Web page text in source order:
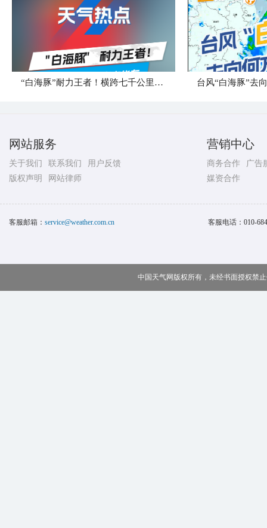
“白海豚”耐力王者！横跨七千公里直奔华东 台风“白海豚”去
网站服务
关于我们 联系我们
用户反馈
版权声明
网站律师
营销中心
商务合作
广告
媒资合作
客服邮箱： service@weather.com.cn 客服电话： 010-
中国天气网版权所有，未经书面授权